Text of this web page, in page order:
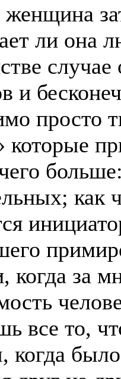
ли она
и
просто
которые
как
когда за
все то,
когда